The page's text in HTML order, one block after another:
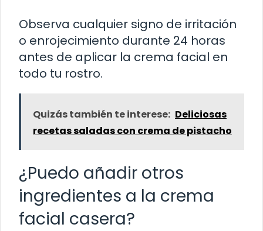
Observa cualquier signo de irritación
o enrojecimiento durante 24 horas
antes de aplicar la crema facial en
todo tu rostro.
Quizás también te interese: Deliciosas
recetas saladas con crema de pistacho
¿Puedo añadir otros
ingredientes a la crema
facial casera?